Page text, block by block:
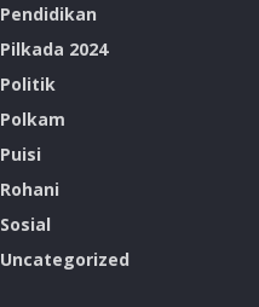
Pendidikan
Pilkada 2024
Politik
Polkam
Puisi
Rohani
Sosial
Uncategorized